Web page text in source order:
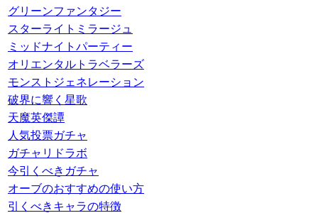
グリーンファンタジー
スターライトミラージュ
ミッドナイトパーティー
オリエンタルトラベラーズ
モンストジェネレーション
破界に響く星歌
天魔英傑譚
人気投票ガチャ
ガチャリドラボ
今引くべきガチャ
オーブのおすすめの使い方
引くべきキャラの特徴